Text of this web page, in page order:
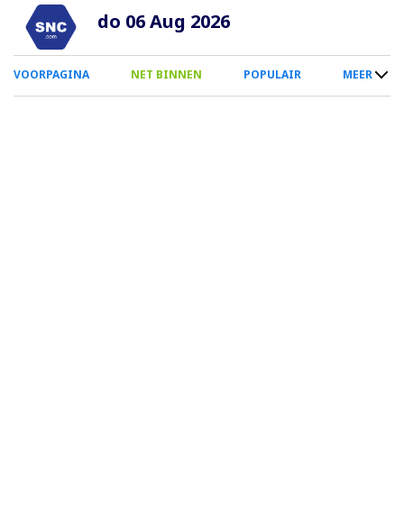
Overslaan
naar
inhoud
do 06 Aug 2026
0
Smartphone
VOORPAGINA NET BINNEN POPULAIR MEER